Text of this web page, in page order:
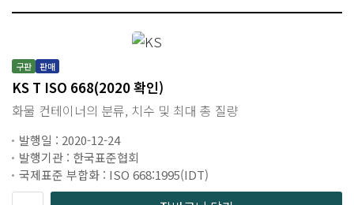
구판 판매
KS T ISO 668(2020 확인)
화물 컨테이너의 분류, 치수 및 최대 총 질량
발행일 : 2020-12-24
발행기관 : 한국표준협회
국제표준 부합화 : ISO 668:1995(IDT)